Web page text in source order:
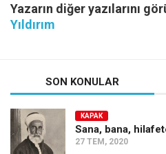
Yazarın diğer yazılarını
Yıldırım
SON KONULAR
KAPAK
Sana, bana,
27 TEM, 2020